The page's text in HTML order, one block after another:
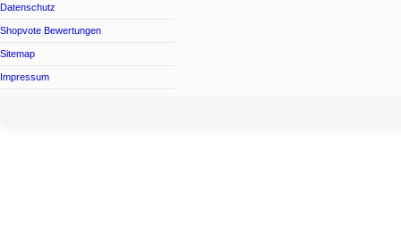
Datenschutz
Shopvote Bewertungen
Sitemap
Impressum